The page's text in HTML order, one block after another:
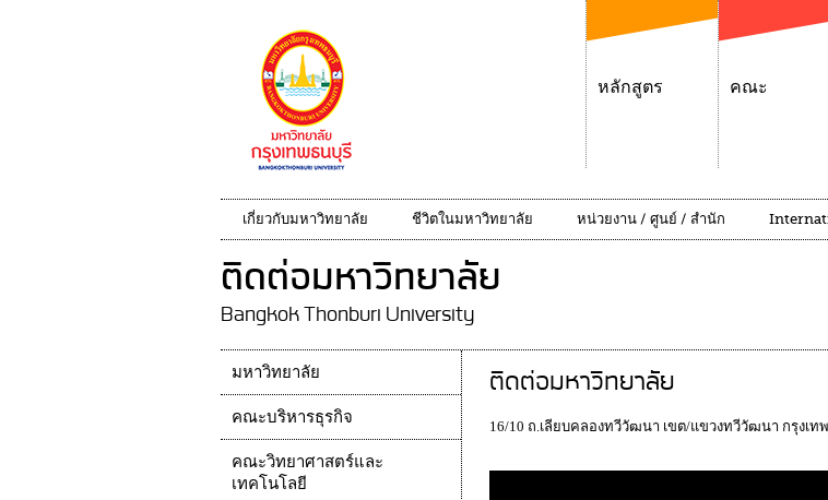
หลักสูตร คณะ
เกี่ยวกับมหาวิทยาลัย ชีวิตในมหาวิทยาลัย หน่วยงาน / ศูนย์ / สำนัก
ติดต่อมหาวิทยาลัย
Bangkok Thonburi University
ติดต่อมหาวิทยาลัย
16/10 ถ.เลียบคลองทวีวัฒนา เขต/แขวงทวีวัฒนา กรุงเท
มหาวิทยาลัย
คณะบริหารธุรกิจ
คณะวิทยาศาสตร์และ
เทคโนโลยี